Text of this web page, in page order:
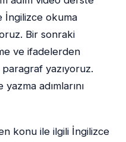
İngilizce okuma
Bir sonraki
ve ifadelerden
yazıyoruz.
adımlarını
konu ile ilgili İngilizce